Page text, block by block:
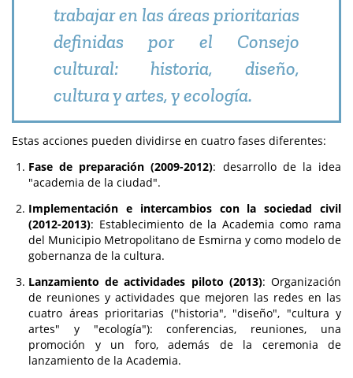
trabajar en las áreas prioritarias
definidas por el Consejo
cultural: historia, diseño,
cultura y artes, y ecología.
Estas acciones pueden dividirse en cuatro fases diferentes:
Fase de preparación (2009-2012): desarrollo de la idea
"academia de la ciudad".
Implementación e intercambios con la sociedad civil
(2012-2013): Establecimiento de la Academia como rama
del Municipio Metropolitano de Esmirna y como modelo de
gobernanza de la cultura.
Lanzamiento de actividades piloto (2013): Organización
de reuniones y actividades que mejoren las redes en las
cuatro áreas prioritarias ("historia", "diseño", "cultura y
artes" y "ecología"): conferencias, reuniones, una
promoción y un foro, además de la ceremonia de
lanzamiento de la Academia.